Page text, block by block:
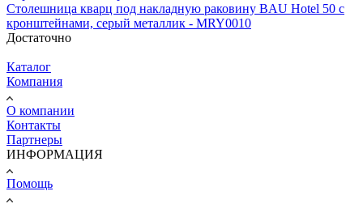
Столешница кварц под накладную раковину BAU Hotel 50 с
кронштейнами, серый металлик - MRY0010
Достаточно
Каталог
Компания
О компании
Контакты
Партнеры
ИНФОРМАЦИЯ
Помощь